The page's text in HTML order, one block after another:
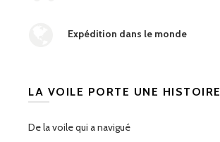
Expédition dans le monde
LA VOILE PORTE UNE HISTOIRE
De la voile qui a navigué